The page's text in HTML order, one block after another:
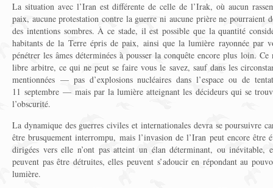
La situation avec l’Iran est différente de celle de l’Irak, où aucun
paix, aucune protestation contre la guerre ni aucune prière ne pourraient
des intentions sombres. À ce stade, il est possible que la quantité
habitants de la Terre épris de paix, ainsi que la lumière rayonnée par
pénétrer les âmes déterminées à pousser la conquête encore plus loin.
libre arbitre, ce qui ne peut se faire vous le savez, sauf dans les
mentionnées — pas d’explosions nucléaires dans l’espace ou de
11 septembre — mais par la lumière atteignant les décideurs qui se
l’obscurité.
La dynamique des guerres civiles et internationales devra se poursuivre
être brusquement interrompu, mais l’invasion de l’Iran peut encore être
dirigées vers elle n’ont pas atteint un élan déterminant, ou inévitable,
peuvent pas être détruites, elles peuvent s’adoucir en répondant au
lumière.